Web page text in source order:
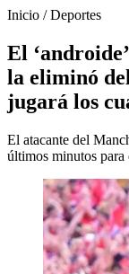
Inicio /Deportes
El
la eliminó
jugará los
El atacante del
últimos minutos para